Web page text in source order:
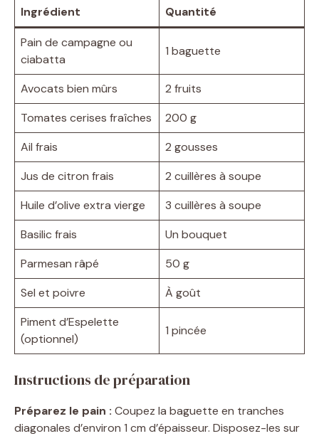
Ingrédient Quantité
Pain de campagne ou
ciabatta
1 baguette
Avocats bien mûrs
2 fruits
Tomates cerises fraîches
200 g
Ail frais
2 gousses
Jus de citron frais
2 cuillères à soupe
Huile d’olive extra vierge
3 cuillères à soupe
Basilic frais
Un bouquet
Parmesan râpé
50 g
Sel et poivre
À goût
Piment d’Espelette
(optionnel)
1 pincée
Instructions de préparation
Préparez le pain : Coupez la baguette en tranches
diagonales d’environ 1 cm d’épaisseur. Disposez-les sur